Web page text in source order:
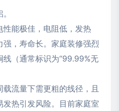
性能极佳，电阻低，发热
，寿命长。家庭装修强烈
（通常标识为“99.99%无
载流量下需更粗的线径，且
热引发风险。目前家庭室